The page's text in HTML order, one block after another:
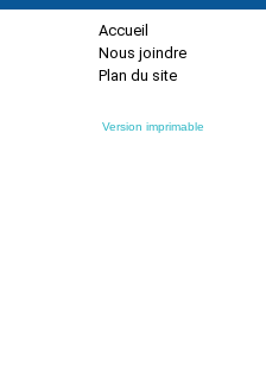
Accueil
Nous joindre
Plan du site
Version imprimable